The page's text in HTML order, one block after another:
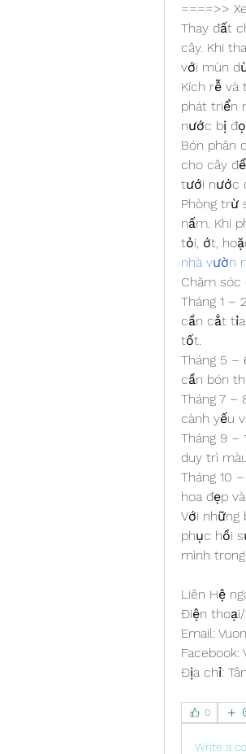
====>>
Thay đất
cây. Khi
với mùn
Kích rễ và
phát triển
nước bị
Bón phân
cho cây
tưới nước
Phòng trừ
nấm. Khi
nhà vườn
Chăm sóc
Tháng 1 –
cần cắt
tốt.
Tháng 5 –
cần bón
Tháng 7 –
cành yếu
Tháng 9 –
duy trì
Tháng 10
hoa đẹp
Với những
phục hồi
mình
Liên Hệ
Điện
Email:
Facebook:
Địa chỉ:
0
Write a